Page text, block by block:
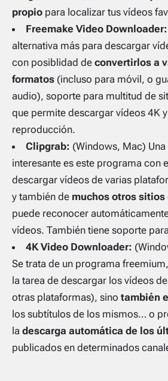
propio para localizar tus vídeos
Freemake Video Downloader:
alternativa más para descargar
con posiblidad de convertirlos a
formatos (incluso para móvil, o
audio), soporte para multitud de
que permite descargar vídeos 4K
reproducción.
Clipgrab: (Windows, Mac)
interesante es este programa con
descargar vídeos de varias
y también de muchos otros sitios
puede reconocer
vídeos. También tiene soporte
4K Video Downloader:
Se trata de un programa
la tarea de descargar los vídeos
otras plataformas), sino también
los subtítulos de los mismos… o
la descarga automática de los
publicados en determinados